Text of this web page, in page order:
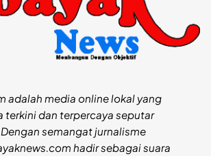
adalah media online lokal yang
terkini dan terpercaya seputar
semangat jurnalisme
hadir sebagai suara